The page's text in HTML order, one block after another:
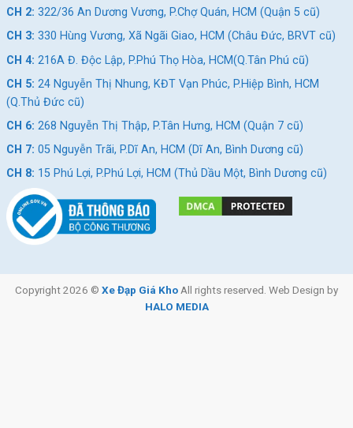
CH 2: 322/36 An Dương Vương, P.Chợ Quán, HCM (Quận 5 cũ)
CH 3: 330 Hùng Vương, Xã Ngãi Giao, HCM (Châu Đức, BRVT cũ)
CH 4: 216A Đ. Độc Lập, P.Phú Thọ Hòa, HCM(Q.Tân Phú cũ)
CH 5: 24 Nguyễn Thị Nhung, KĐT Vạn Phúc, P.Hiệp Bình, HCM
(Q.Thủ Đức cũ)
CH 6: 268 Nguyễn Thị Thập, P.Tân Hưng, HCM (Quận 7 cũ)
CH 7: 05 Nguyễn Trãi, P.Dĩ An, HCM (Dĩ An, Bình Dương cũ)
CH 8: 15 Phú Lợi, P.Phú Lợi, HCM (Thủ Dầu Một, Bình Dương cũ)
Copyright 2026 © Xe Đạp Giá Kho All rights reserved. Web Design by
HALO MEDIA